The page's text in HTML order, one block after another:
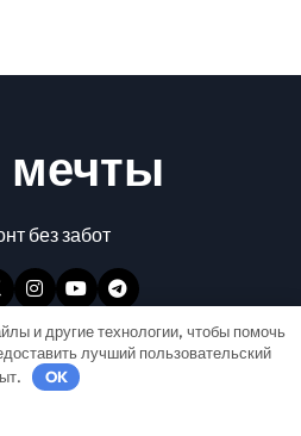
без забот
и другие технологии, чтобы помочь
лучший пользовательский
OK